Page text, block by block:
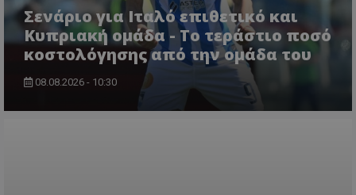
Σενάριο για Ιταλό επιθετικό και
Κυπριακή ομάδα - Το τεράστιο ποσό
κοστολόγησης από την ομάδα του
08.08.2026 - 10:30